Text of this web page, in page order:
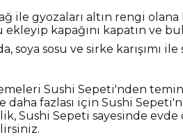
ile gyozaları altın rengi olana
ekleyip kapağını kapatın ve
soya sosu ve sirke karışımı ile
Sushi Sepeti'nden
daha fazlası için Sushi
Sushi Sepeti sayesinde